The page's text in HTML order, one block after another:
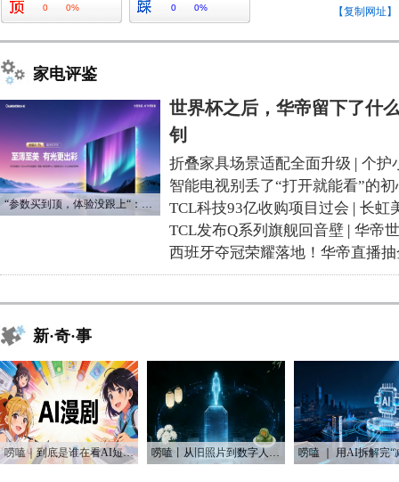
0 0% 0 0% 【复制网址】
家电评鉴
“参数买到顶，体验没跟上“：长虹追光Q70S给高端电视打了个样
世界杯之后，华帝留下了什
钊
折叠家具场景适配全面升级 | 个护
智能电视别丢了“打开就能看”的初
TCL科技93亿收购项目过会 | 长虹
TCL发布Q系列旗舰回音壁 | 华帝
西班牙夺冠荣耀落地！华帝直播
新·奇·事
唠嗑｜到底是谁在看AI短剧？！ 唠嗑丨从旧照片到数字人：AI如何“复活”我们的思念